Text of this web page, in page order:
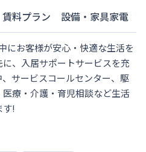
賃料プラン 設備・家具家電
にお客様が安心・快適な生活を
、入居サポートサービスを充
サービスコールセンター、駆
療・介護・育児相談など生活
す!